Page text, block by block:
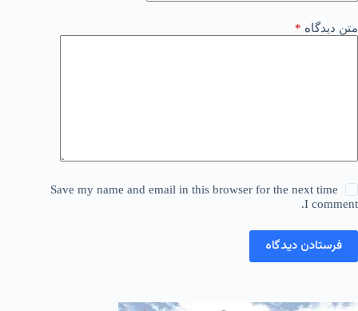
متن دیدگاه *
Save my name and email in this browser for the next time
I comment.
فرستادن دیدگاه